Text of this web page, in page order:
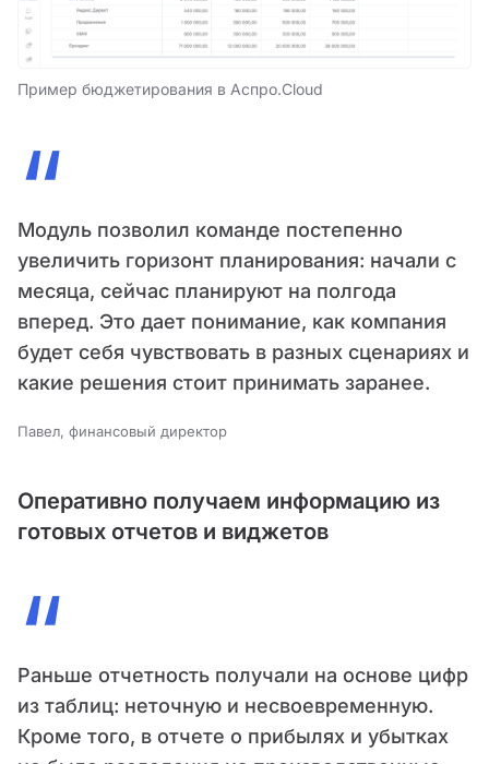
Пример бюджетирования в Аспро.Cloud
“
Модуль позволил команде постепенно
увеличить горизонт планирования: начали с
месяца, сейчас планируют на полгода
вперед. Это дает понимание, как компания
будет себя чувствовать в разных сценариях и
какие решения стоит принимать заранее.
Павел, финансовый директор
Оперативно получаем информацию из
готовых отчетов и виджетов
“
Раньше отчетность получали на основе цифр
из таблиц: неточную и несвоевременную.
Кроме того, в отчете о прибылях и убытках